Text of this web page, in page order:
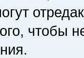
чтобы